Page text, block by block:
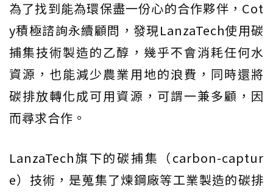
為了找到能為環保盡一份心的合作夥伴，Cot
y積極諮詢永續顧問，發現LanzaTech使用碳
捕集技術製造的乙醇，幾乎不會消耗任何水
資源，也能減少農業用地的浪費，同時還將
碳排放轉化成可用資源，可謂一兼多顧，因
而尋求合作。
LanzaTech旗下的碳捕集（carbon-captur
e）技術，是蒐集了煉鋼廠等工業製造的碳排